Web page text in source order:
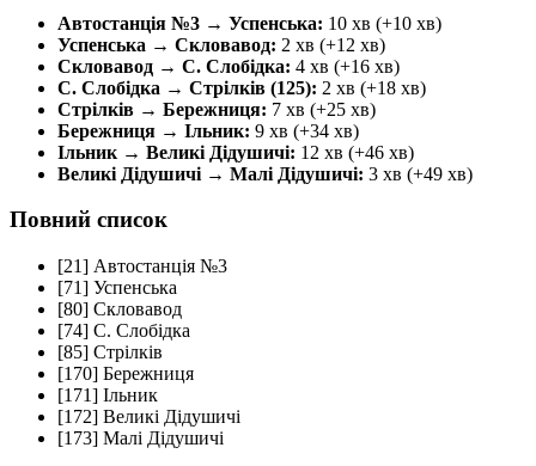
Автостанція №3 → Успенська: 10 хв (+10 хв)
Успенська → Скловавод: 2 хв (+12 хв)
Скловавод → С. Слобідка: 4 хв (+16 хв)
С. Слобідка → Стрілків (125): 2 хв (+18 хв)
Стрілків → Бережниця: 7 хв (+25 хв)
Бережниця → Ільник: 9 хв (+34 хв)
Ільник → Великі Дідушичі: 12 хв (+46 хв)
Великі Дідушичі → Малі Дідушичі: 3 хв (+49 хв)
Повний список
[21] Автостанція №3
[71] Успенська
[80] Скловавод
[74] С. Слобідка
[85] Стрілків
[170] Бережниця
[171] Ільник
[172] Великі Дідушичі
[173] Малі Дідушичі